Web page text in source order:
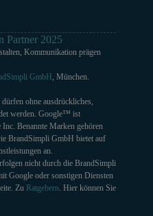
Kommunikation prägen
GmbH , München.
ohne ausdrückliches,
werden. Google™ ist
Benannte Marken gehören
BrandSimpli GmbH bietet auf
an.
nicht durch die BrandSimpli
Google oder sonstigen Diensten
Zu Ratgebern. Hier können Sie